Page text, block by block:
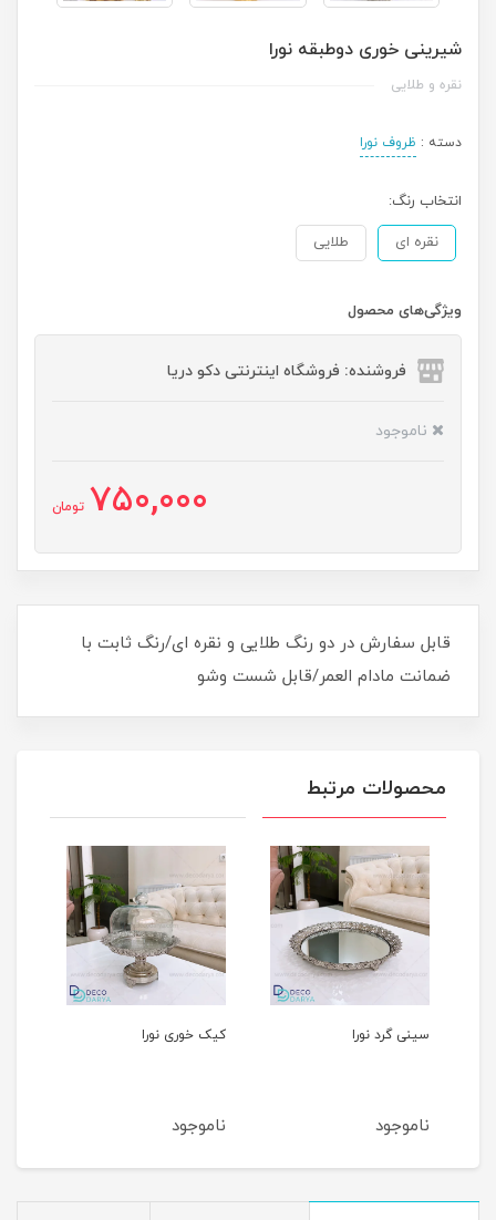
شیرینی خوری دوطبقه نورا
نقره و طلایی
دسته : ظروف نورا
انتخاب رنگ:
نقره ای طلایی
ویژگی‌های محصول
فروشنده: فروشگاه اینترنتی دکو دریا
ناموجود
750,000 تومان
قابل سفارش در دو رنگ طلایی و نقره ای/رنگ ثابت با
ضمانت مادام العمر/قابل شست وشو
محصولات مرتبط
سینی گرد نورا
ناموجود
کیک خوری نورا
ناموجود